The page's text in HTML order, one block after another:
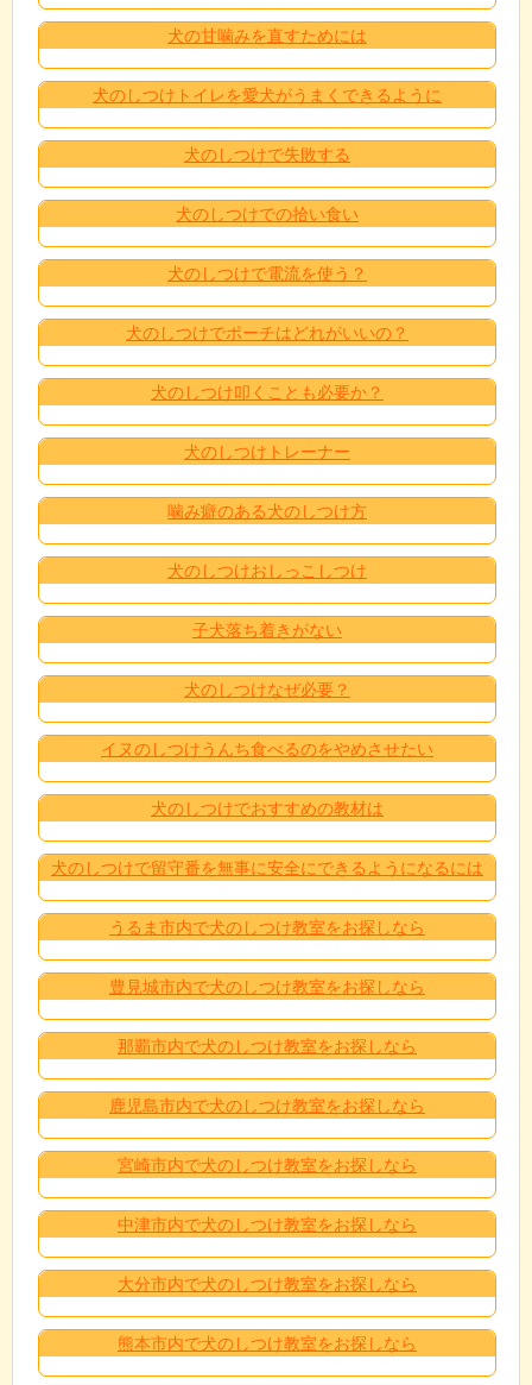
犬の甘噛みを直すためには
犬のしつけトイレを愛犬がうまくできるように
犬のしつけで失敗する
犬のしつけでの拾い食い
犬のしつけで電流を使う？
犬のしつけでポーチはどれがいいの？
犬のしつけ叩くことも必要か？
犬のしつけトレーナー
噛み癖のある犬のしつけ方
犬のしつけおしっこしつけ
子犬落ち着きがない
犬のしつけなぜ必要？
イヌのしつけうんち食べるのをやめさせたい
犬のしつけでおすすめの教材は
犬のしつけで留守番を無事に安全にできるようになるには
うるま市内で犬のしつけ教室をお探しなら
豊見城市内で犬のしつけ教室をお探しなら
那覇市内で犬のしつけ教室をお探しなら
鹿児島市内で犬のしつけ教室をお探しなら
宮崎市内で犬のしつけ教室をお探しなら
中津市内で犬のしつけ教室をお探しなら
大分市内で犬のしつけ教室をお探しなら
熊本市内で犬のしつけ教室をお探しなら